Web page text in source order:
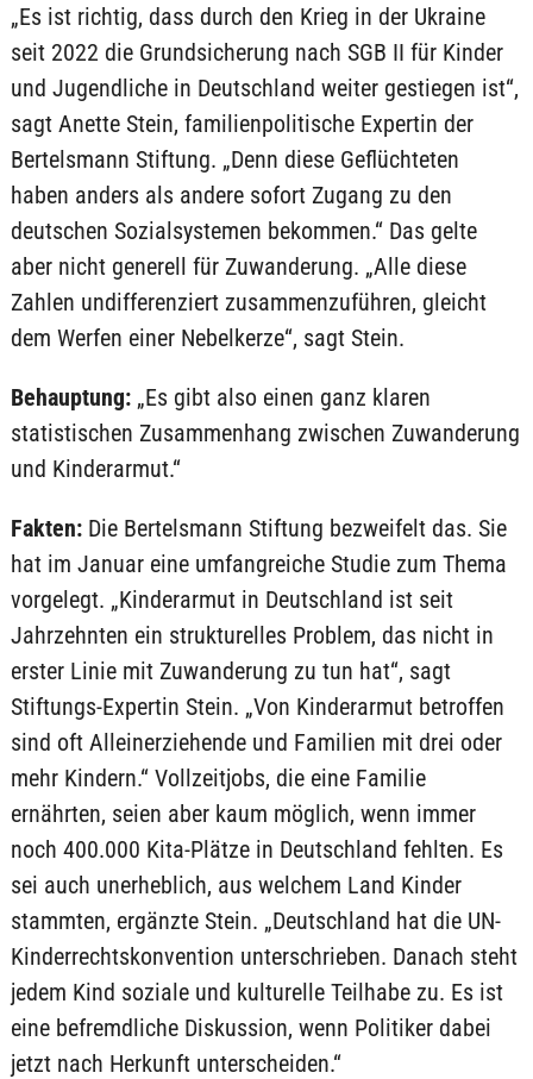
„Es ist richtig, dass durch den Krieg in der Ukraine
seit 2022 die Grundsicherung nach SGB II für Kinder
und Jugendliche in Deutschland weiter gestiegen ist“,
sagt Anette Stein, familienpolitische Expertin der
Bertelsmann Stiftung. „Denn diese Geflüchteten
haben anders als andere sofort Zugang zu den
deutschen Sozialsystemen bekommen.“ Das gelte
aber nicht generell für Zuwanderung. „Alle diese
Zahlen undifferenziert zusammenzuführen, gleicht
dem Werfen einer Nebelkerze“, sagt Stein.
Behauptung:„Es gibt also einen ganz klaren
statistischen Zusammenhang zwischen Zuwanderung
und Kinderarmut.“
Fakten:Die Bertelsmann Stiftung bezweifelt das. Sie
hat im Januar eine umfangreiche Studie zum Thema
vorgelegt. „Kinderarmut in Deutschland ist seit
Jahrzehnten ein strukturelles Problem, das nicht in
erster Linie mit Zuwanderung zu tun hat“, sagt
Stiftungs-Expertin Stein. „Von Kinderarmut betroffen
sind oft Alleinerziehende und Familien mit drei oder
mehr Kindern.“ Vollzeitjobs, die eine Familie
ernährten, seien aber kaum möglich, wenn immer
noch 400.000 Kita-Plätze in Deutschland fehlten. Es
sei auch unerheblich, aus welchem Land Kinder
stammten, ergänzte Stein. „Deutschland hat die UN-
Kinderrechtskonvention unterschrieben. Danach steht
jedem Kind soziale und kulturelle Teilhabe zu. Es ist
eine befremdliche Diskussion, wenn Politiker dabei
jetzt nach Herkunft unterscheiden.“